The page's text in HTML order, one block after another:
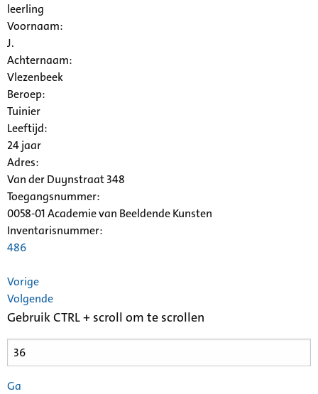
leerling
Voornaam:
J.
Achternaam:
Vlezenbeek
Beroep:
Tuinier
Leeftijd:
24 jaar
Adres:
Van der Duynstraat 348
Toegangsnummer:
0058-01 Academie van Beeldende Kunsten
Inventarisnummer:
486
Vorige
Volgende
Gebruik CTRL + scroll om te scrollen
Ga